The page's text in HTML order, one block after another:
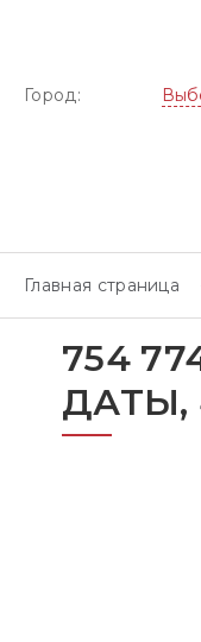
Город:
Главная страница
754
ДАТЫ,